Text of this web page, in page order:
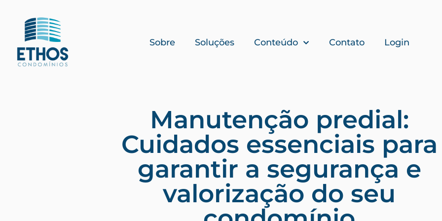
Sobre Soluções Conteúdo Contato Login
Manutenção predial:
Cuidados essenciais para
garantir a segurança e
valorização do seu